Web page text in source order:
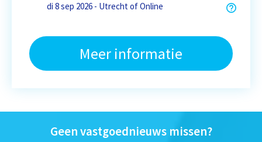
di 8 sep 2026 - Utrecht of Online
Meer informatie
Geen vastgoednieuws missen?